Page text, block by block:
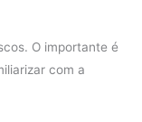
O importante é
com a